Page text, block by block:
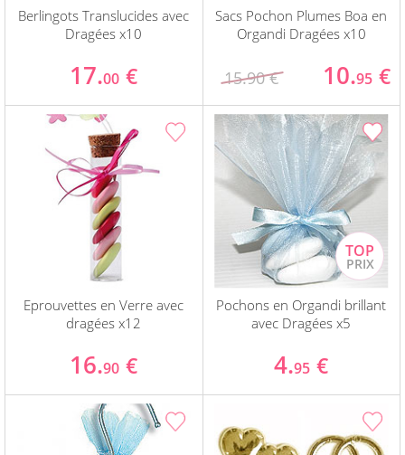
Berlingots Translucides avec
Dragées x10
17.00 €
Sacs Pochon Plumes Boa en
Organdi Dragées x10
15.90 € 10.95 €
Eprouvettes en Verre avec
dragées x12
16.90 €
Pochons en Organdi brillant
avec Dragées x5
4.95 €